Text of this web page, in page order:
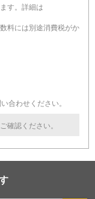
す。詳細は
料には別途消費税がか
合わせください。
確認ください。